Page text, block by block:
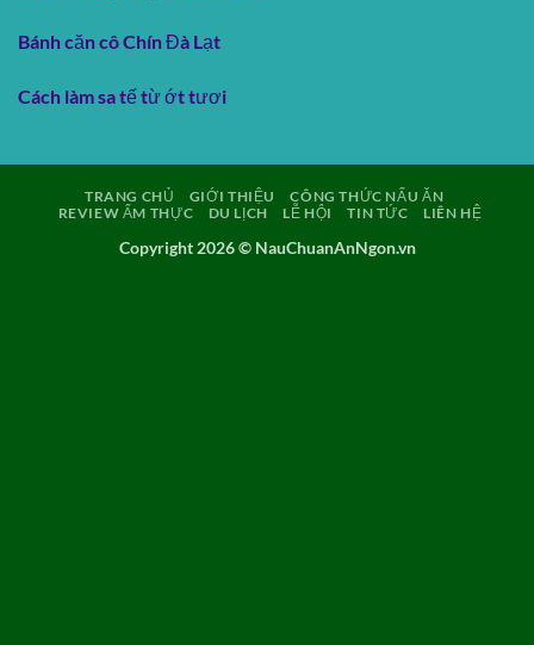
Bánh căn cô Chín Đà Lạt
Cách làm sa tế từ ớt tươi
TRANG CHỦ GIỚI THIỆU
CÔNG THỨC NẤU ĂN
REVIEW ẨM THỰC
DU LỊCH LỄ HỘI TIN TỨC LIÊN HỆ
Copyright 2026 © NauChuanAnNgon.vn